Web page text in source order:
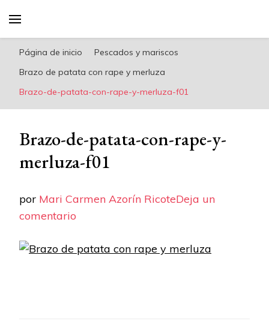
riconoricote.com es un blog de cocina sana,
fácil, saludable y dieta mediterránea
Página de inicio
Pescados y mariscos
Brazo de patata con rape y merluza
Brazo-de-patata-con-rape-y-merluza-f01
Brazo-de-patata-con-rape-y-
merluza-f01
por Mari Carmen Azorín RicoteDeja un
comentario
de-